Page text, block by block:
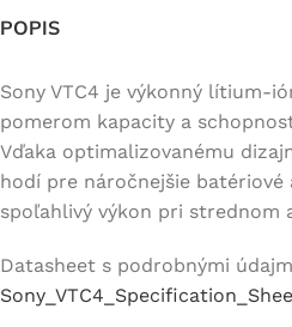
POPIS
Sony VTC4 je výkonný lítium-
pomerom kapacity a
Vďaka optimalizovanému
hodí pre náročnejšie batériové
spoľahlivý výkon pri strednom
Datasheet s podrobnými